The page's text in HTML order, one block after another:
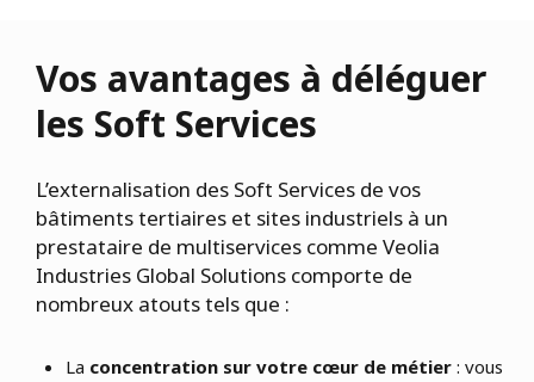
Vos avantages à déléguer
les Soft Services
L’externalisation des Soft Services de vos
bâtiments tertiaires et sites industriels à un
prestataire de multiservices comme Veolia
Industries Global Solutions comporte de
nombreux atouts tels que :
La concentration sur votre cœur de métier : vous